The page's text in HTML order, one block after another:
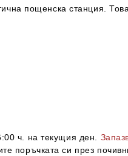
пощенска станция.
ч. на текущия ден.
поръчката си през